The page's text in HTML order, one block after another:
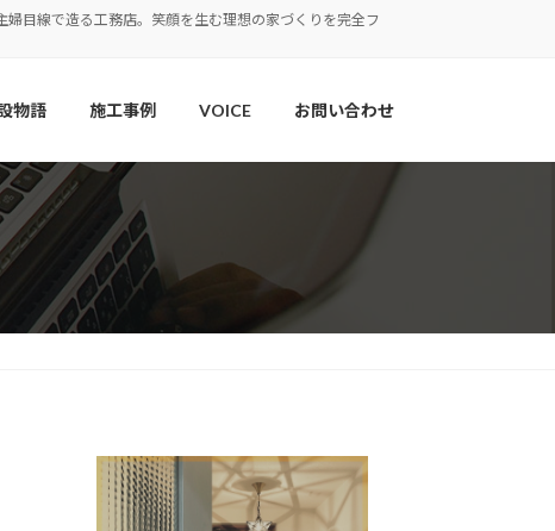
目線で造る工務店。笑顔を生む理想の家づくりを完全フ
物語 施工事例 VOICE お問い合わせ